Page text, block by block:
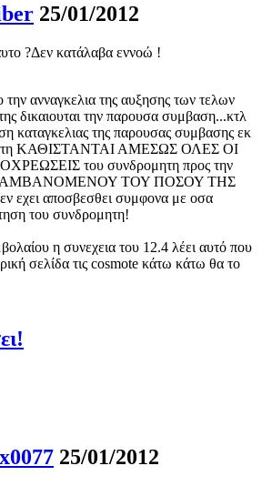
25/01/2012
?Δεν κατάλαβα εννοώ !
ανναγκελια της αυξησης των τελων
δικαιουται την παρουσα συμβαση...κτλ
καταγκελιας της παρουσας συμβασης εκ
ΚΑΘΙΣΤΑΝΤΑΙ ΑΜΕΣΩΣ ΟΛΕΣ ΟΙ
του συνδρομητη προς την
ΤΟΥ ΠΟΣΟΥ ΤΗΣ
αποσβεσθει συμφονα με οσα
του συνδρομητη!
η συνεχεια του 12.4 λέει αυτό που
σελίδα τις cosmote κάτω κάτω θα το
25/01/2012